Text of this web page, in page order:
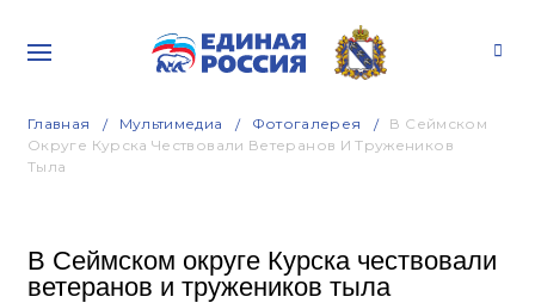
Главная Мультимедиа Фотогалерея
В Сеймском
Округе Курска Чествовали Ветеранов И Тружеников
Тыла
В Сеймском округе Курска чествовали
ветеранов и тружеников тыла